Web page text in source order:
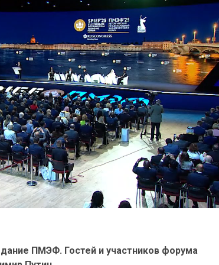
ПМЭФ. Гостей и участников форума